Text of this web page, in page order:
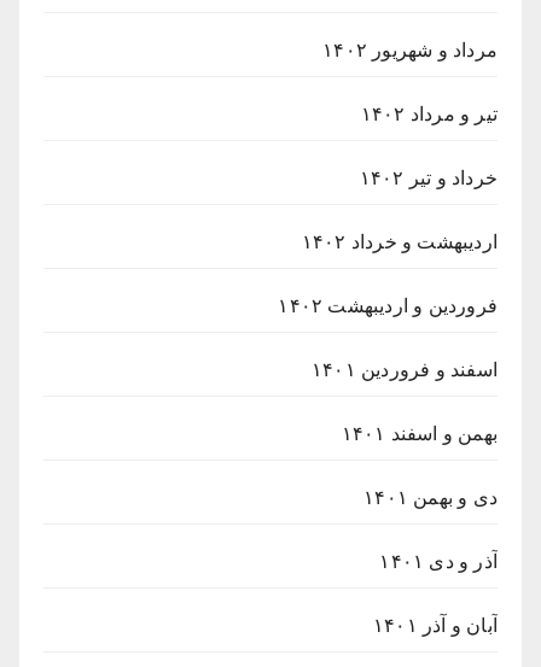
مرداد و شهریور ۱۴۰۲
تیر و مرداد ۱۴۰۲
خرداد و تیر ۱۴۰۲
اردیبهشت و خرداد ۱۴۰۲
فروردین و اردیبهشت ۱۴۰۲
اسفند و فروردین ۱۴۰۱
بهمن و اسفند ۱۴۰۱
دی و بهمن ۱۴۰۱
آذر و دی ۱۴۰۱
آبان و آذر ۱۴۰۱